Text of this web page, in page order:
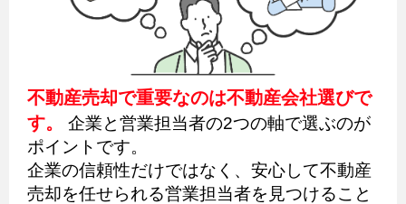
不動産売却で重要なのは不動産会社選びで
す。
企業と営業担当者の2つの軸で選ぶのが
ポイントです。
企業の信頼性だけではなく、安心して不動産
売却を任せられる営業担当者を見つけること